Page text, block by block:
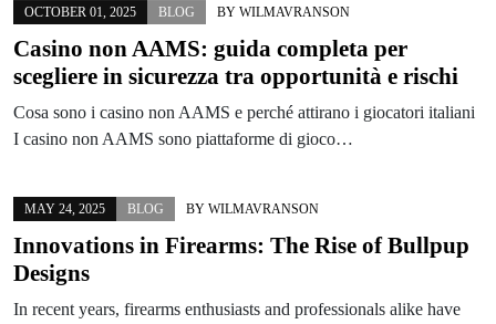
OCTOBER 01, 2025 BLOG BY WILMAVRANSON
Casino non AAMS: guida completa per
scegliere in sicurezza tra opportunità e rischi
Cosa sono i casino non AAMS e perché attirano i giocatori italiani
I casino non AAMS sono piattaforme di gioco…
MAY 24, 2025 BLOG BY WILMAVRANSON
Innovations in Firearms: The Rise of Bullpup
Designs
In recent years, firearms enthusiasts and professionals alike have